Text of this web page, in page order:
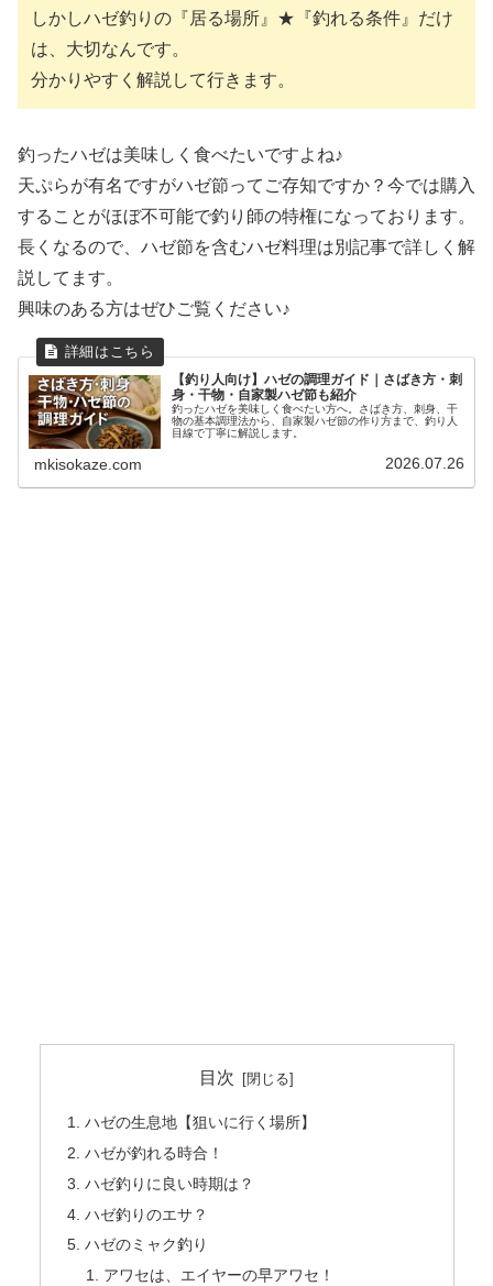
しかしハゼ釣りの『居る場所』★『釣れる条件』だけ
は、大切なんです。
分かりやすく解説して行きます。
釣ったハゼは美味しく食べたいですよね♪
天ぷらが有名ですがハゼ節ってご存知ですか？今では購入
することがほぼ不可能で釣り師の特権になっております。
長くなるので、ハゼ節を含むハゼ料理は別記事で詳しく解
説してます。
興味のある方はぜひご覧ください♪
【釣り人向け】ハゼの調理ガイド｜さばき方・刺
身・干物・自家製ハゼ節も紹介
釣ったハゼを美味しく食べたい方へ。さばき方、刺身、干
物の基本調理法から、自家製ハゼ節の作り方まで、釣り人
目線で丁寧に解説します。
mkisokaze.com 2026.07.26
目次
ハゼの生息地【狙いに行く場所】
ハゼが釣れる時合！
ハゼ釣りに良い時期は？
ハゼ釣りのエサ？
ハゼのミャク釣り
アワセは、エイヤーの早アワセ！